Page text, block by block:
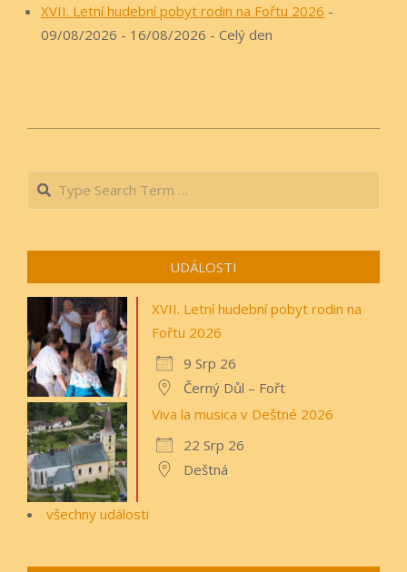
XVII. Letní hudební pobyt rodin na Fořtu 2026 -
09/08/2026 - 16/08/2026 - Celý den
24
Search
UDÁLOSTI
XVII. Letní hudební pobyt rodin na
Fořtu 2026
9 Srp 26
Černý Důl – Fořt
Viva la musica v Deštné 2026
22 Srp 26
Deštná
všechny události